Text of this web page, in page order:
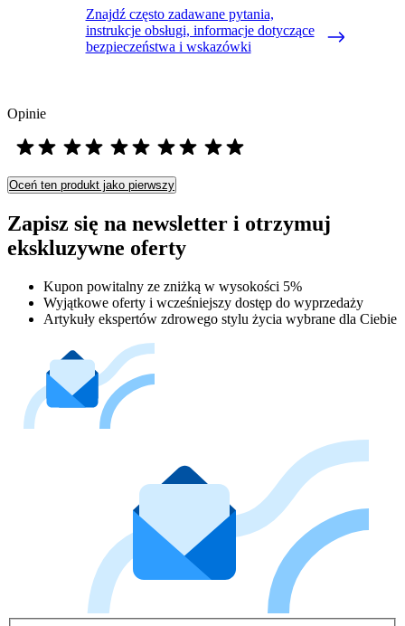
Znajdź często zadawane pytania,
instrukcje obsługi, informacje dotyczące
bezpieczeństwa i wskazówki
Opinie
Oceń ten produkt jako pierwszy
Zapisz się na newsletter i otrzymuj
ekskluzywne oferty
Kupon powitalny ze zniżką w wysokości 5%
Wyjątkowe oferty i wcześniejszy dostęp do wyprzedaży
Artykuły ekspertów zdrowego stylu życia wybrane dla Ciebie